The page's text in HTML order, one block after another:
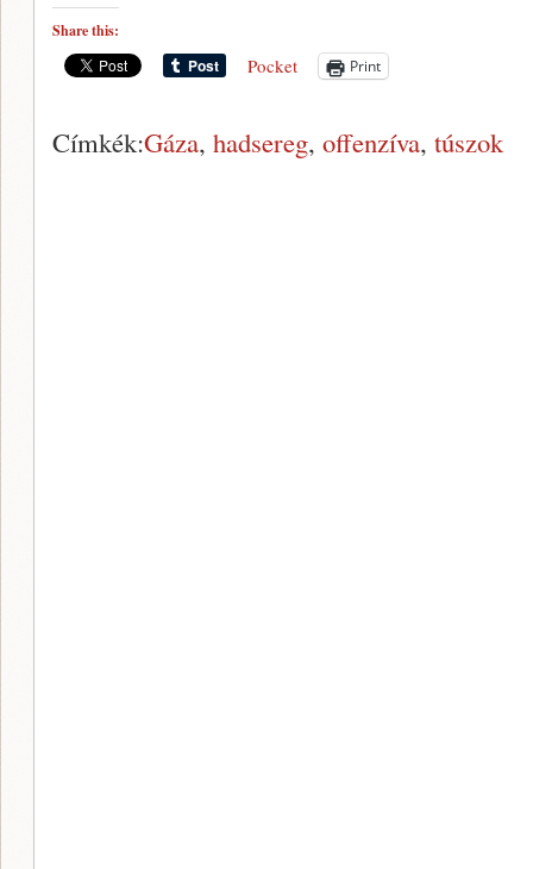
Share this:
Pocket Print
Címkék:Gáza, hadsereg, offenzíva, túszok